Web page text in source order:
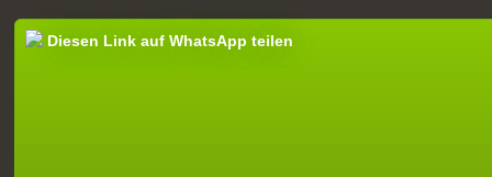
Diesen Link auf WhatsApp teilen